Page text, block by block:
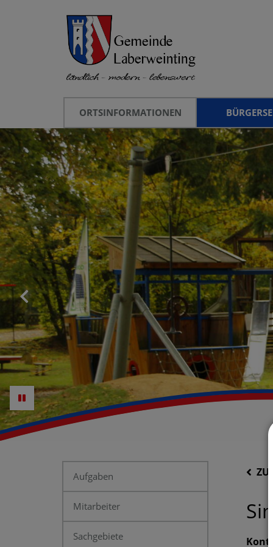
ORTSINFORMATIONEN
Aufgaben
Mitarbeiter
Sachgebiete